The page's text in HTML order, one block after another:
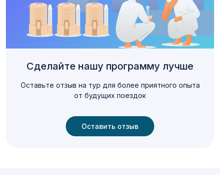
Сделайте нашу программу лучше
Оставьте отзыв на тур для более приятного опыта
от будущих поездок
Оставить отзыв